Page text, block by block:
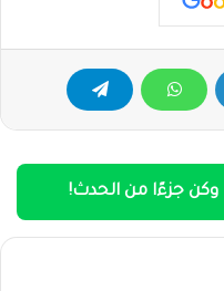
جزءًا من الحدث!